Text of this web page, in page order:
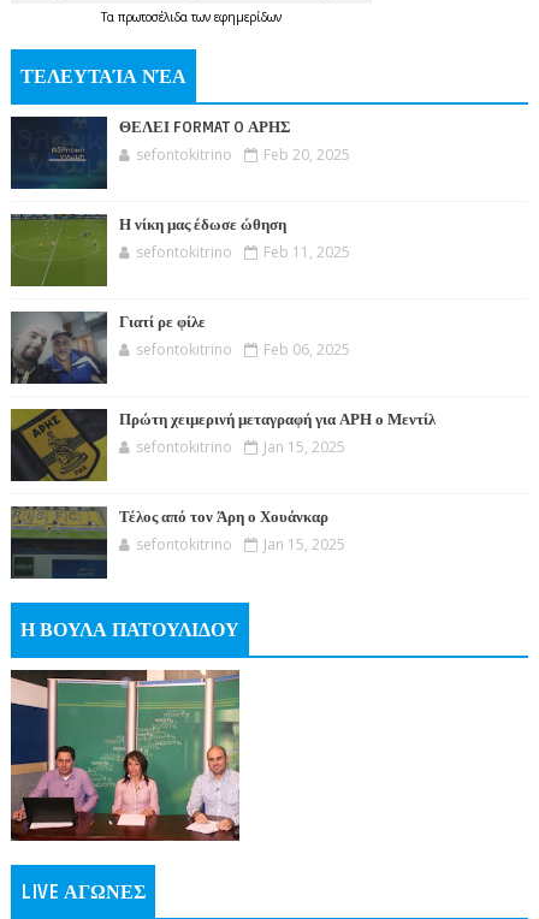
Τα πρωτοσέλιδατων εφημερίδων
ΤΕΛΕΥΤΑΊΑ ΝΈΑ
ΘΕΛΕΙ FORMAT O ΑΡΗΣ
sefontokitrino Feb 20, 2025
Η νίκη μας έδωσε ώθηση
sefontokitrino Feb 11, 2025
Γιατί ρε φίλε
sefontokitrino Feb 06, 2025
Πρώτη χειμερινή μεταγραφή για ΑΡΗ ο Μεντίλ
sefontokitrino Jan 15, 2025
Τέλος από τον Άρη ο Χουάνκαρ
sefontokitrino Jan 15, 2025
Η ΒΟΥΛΑ ΠΑΤΟΥΛΙΔΟΥ
LIVE ΑΓΩΝΕΣ